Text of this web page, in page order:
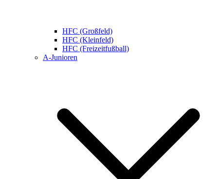
HFC (Großfeld)
HFC (Kleinfeld)
HFC (Freizeitfußball)
A-Junioren